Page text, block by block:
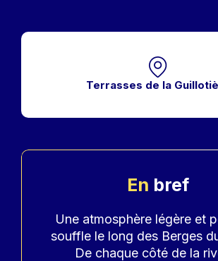
Terrasses de la
En bref
Accroche
Une atmosphère légère et
souffle le long des Berges
De chaque côté de la